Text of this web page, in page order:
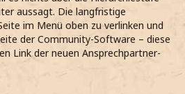
aussagt. Die langfristige
im Menü oben zu verlinken und
der Community-Software – diese
Link der neuen Ansprechpartner-